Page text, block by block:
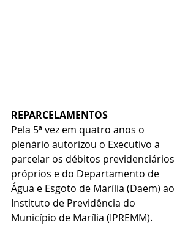
REPARCELAMENTOS
Pela 5ª vez em quatro anos o
plenário autorizou o Executivo a
parcelar os débitos previdenciários
próprios e do Departamento de
Água e Esgoto de Marília (Daem) ao
Instituto de Previdência do
Município de Marília (IPREMM).